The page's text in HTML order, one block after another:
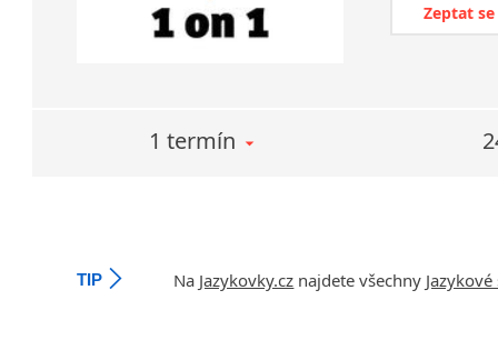
Zeptat
1 termín
TIP Na Jazykovky.cz najdete všechny